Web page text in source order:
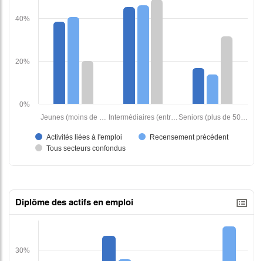
Diplôme des actifs en emploi
tableaux excel n°1